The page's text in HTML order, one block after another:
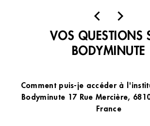
VOS QUESTIONS
BODYMINUTE
Comment puis-je accéder à
Bodyminute 17 Rue Mercière,
France